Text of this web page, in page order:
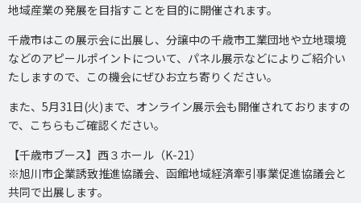
地域産業の発展を目指すことを目的に開催されます。
千歳市はこの展示会に出展し、分譲中の千歳市工業団地や立地環境
などのアピールポイントについて、パネル展示などによりご紹介い
たしますので、この機会にぜひお立ち寄りください。
また、5月31日(火)まで、オンライン展示会も開催されておりますの
で、こちらもご確認ください。
【千歳市ブース】西３ホール（K-21）
※旭川市企業誘致推進協議会、函館地域経済牽引事業促進協議会と
共同で出展します。